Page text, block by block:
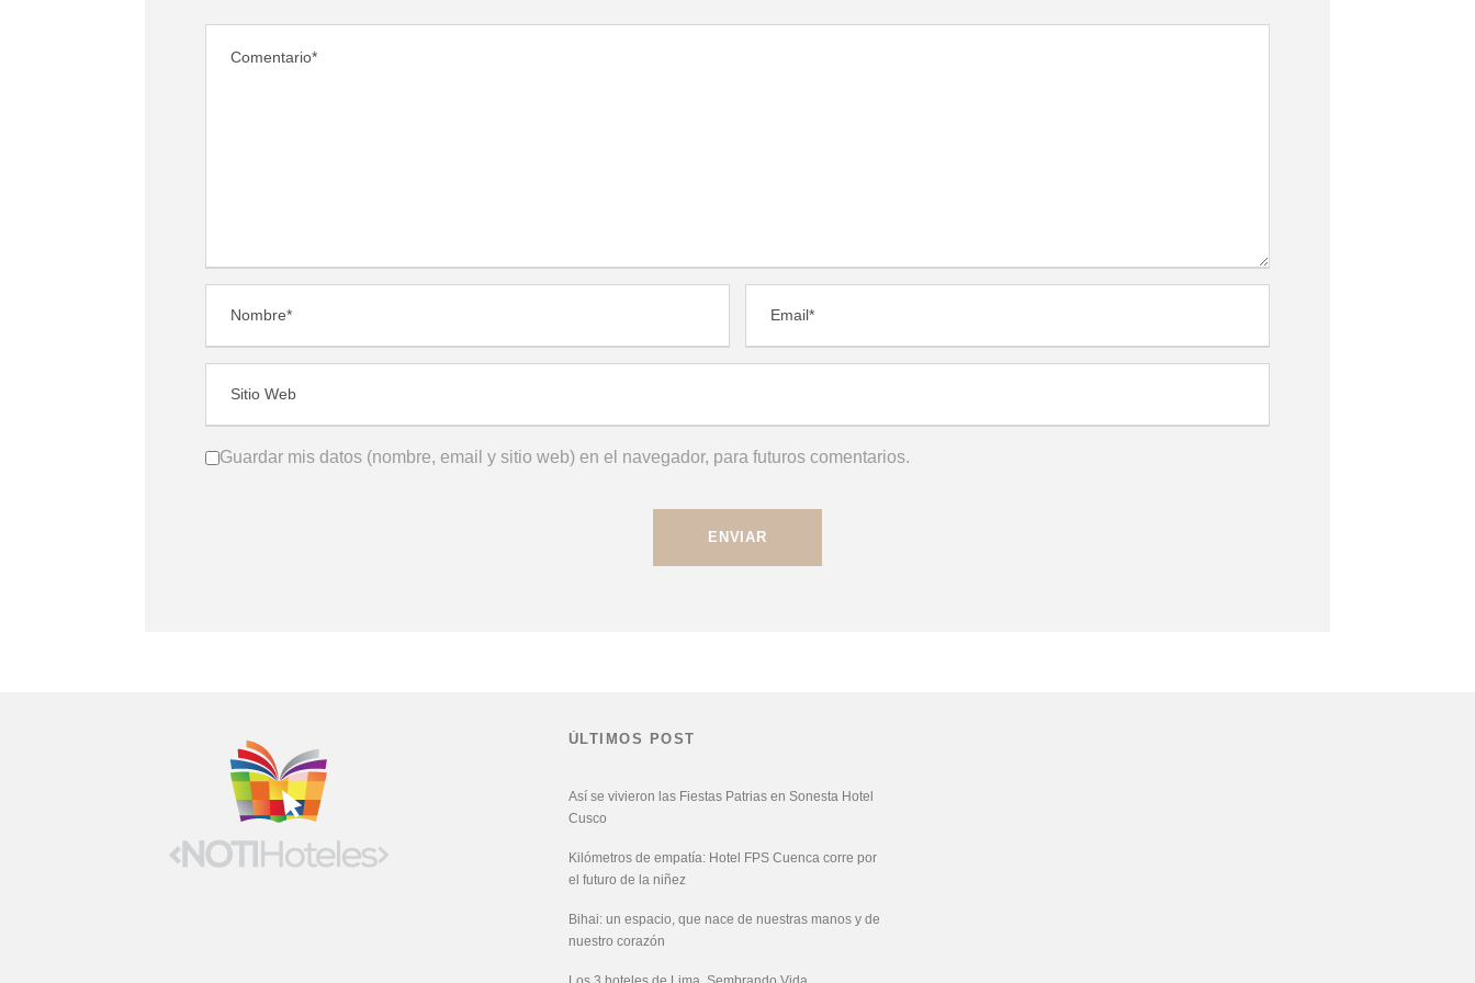
Guardar mis datos (nombre, email y sitio web) en el navegador, para futuros comentarios.
ÚLTIMOS POST
Así se vivieron las Fiestas Patrias en Sonesta Hotel
Cusco
Kilómetros de empatía: Hotel FPS Cuenca corre por
el futuro de la niñez
Bihai: un espacio, que nace de nuestras manos y de
nuestro corazón